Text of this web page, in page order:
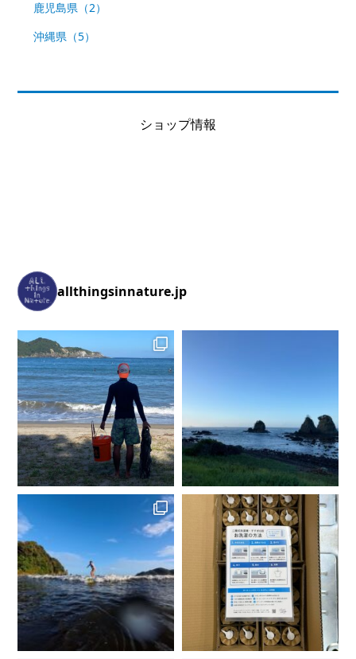
鹿児島県（2）
沖縄県（5）
ショップ情報
allthingsinnature.jp